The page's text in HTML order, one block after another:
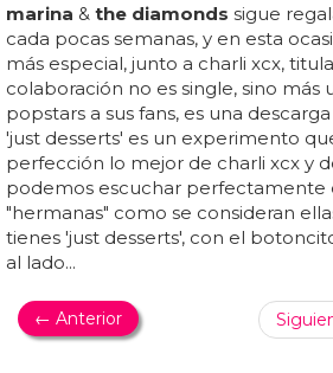
marina & the diamonds sigue
cada pocas semanas, y en esta
más especial, junto a charli xcx,
colaboración no es single, sino más
popstars a sus fans, es una
'just desserts' es un experimento
perfección lo mejor de charli xcx y
podemos escuchar perfectamente
"hermanas" como se consideran
tienes 'just desserts', con el
al lado...
← Anterior